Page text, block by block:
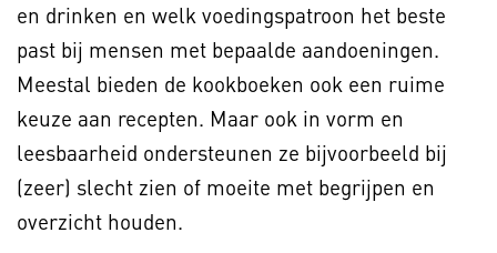
en drinken en welk voedingspatroon het beste
past bij mensen met bepaalde aandoeningen.
Meestal bieden de kookboeken ook een ruime
keuze aan recepten. Maar ook in vorm en
leesbaarheid ondersteunen ze bijvoorbeeld bij
(zeer) slecht zien of moeite met begrijpen en
overzicht houden.